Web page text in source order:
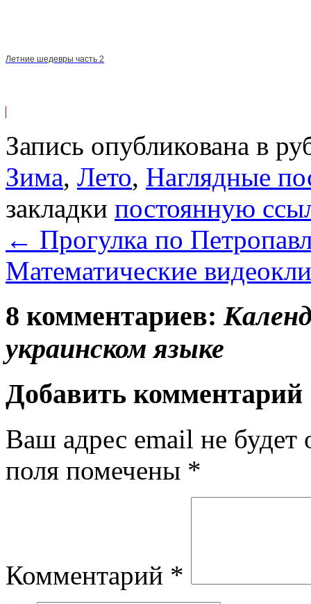
Летние шедевры часть 2
Запись опубликована в
Зима, Лето, Наглядные
закладки постоянную
← Прогулка по
Математические
8 комментариев:
украинском языке
Добавить комментарий
Ваш адрес email не будет
поля помечены *
Комментарий *